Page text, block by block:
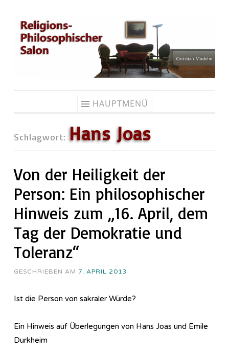
Zum
Inhalt
springen
HAUPTMENÜ
Schlagwort: Hans Joas
Von der Heiligkeit der
Person: Ein philosophischer
Hinweis zum „16. April, dem
Tag der Demokratie und
Toleranz“
GESCHRIEBEN AM 7. APRIL 2013
Ist die Person von sakraler Würde?
Ein Hinweis auf Überlegungen von Hans Joas und Emile
Durkheim